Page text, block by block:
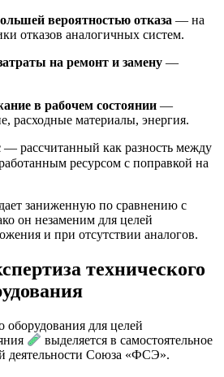
вероятностью отказа — на
отказов аналогичных систем.
на ремонт и замену —
в рабочем состоянии —
расходные материалы, энергия.
— рассчитанный как разность между
ресурсом с поправкой на
заниженную по сравнению с
он незаменим для целей
и при отсутствии аналогов.
технического
для целей
выделяется в самостоятельное
деятельности Союза «ФСЭ».